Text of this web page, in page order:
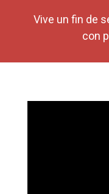
Vive un fin de
con